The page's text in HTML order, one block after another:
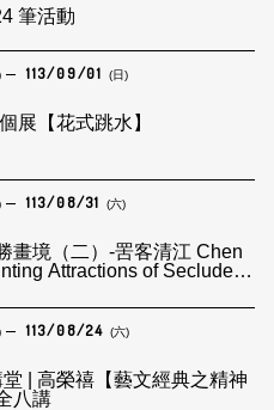
筆活動
113/09/01 (日)
展【花式跳水】
113/08/31 (六)
境（二）-罟客清江 Chen
Attractions of Secluded
113/08/24 (六)
| 高榮禧【藝文經典之精神
八講